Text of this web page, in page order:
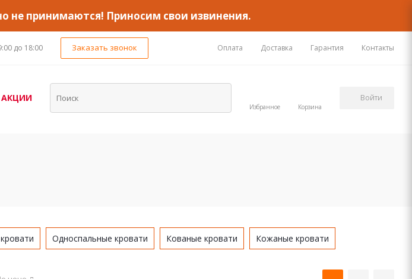
не принимаются! Приносим свои извинения.
до 18:00 Заказать звонок Оплата Доставка Гарантия Контакты
АКЦИИ
Избранное Корзина
Войти
Односпальные кровати Кованые кровати Кожаные кровати